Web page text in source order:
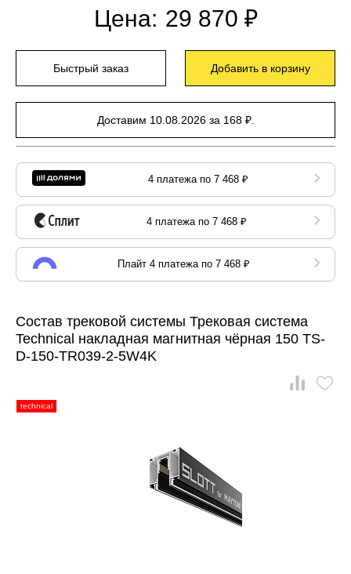
Цена: 29 870 ₽
Быстрый заказ Добавить в корзину
Доставим 10.08.2026 за 168 ₽.
4 платежа по 7 468 ₽
4 платежа по 7 468 ₽
Плайт 4 платежа по 7 468 ₽
Состав трековой системы Трековая система
Technical накладная магнитная чёрная 150 TS-
D-150-TR039-2-5W4K
technical